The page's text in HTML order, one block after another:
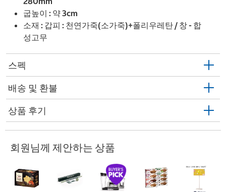
굽높이 : 약 3cm
소재 : 갑피 : 천연가죽(소가죽)+폴리우레탄 / 창 - 합
성고무
스펙
배송 및 환불
상품 후기
회원님께 제안하는 상품